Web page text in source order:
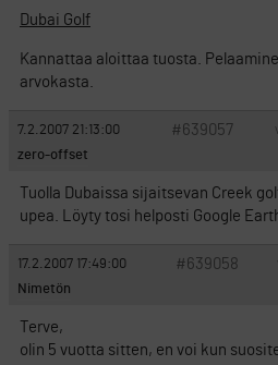
Dubai Golf
Kannattaa aloittaa tuosta.
arvokasta.
7.2.2007 21:13:00 #639057
zero-offset
Tuolla Dubaissa sijaitsevan Creek
upea. Löyty tosi helposti Google
17.2.2007 17:49:00 #639058
Nimetön
Terve,
olin 5 vuotta sitten, en voi kun